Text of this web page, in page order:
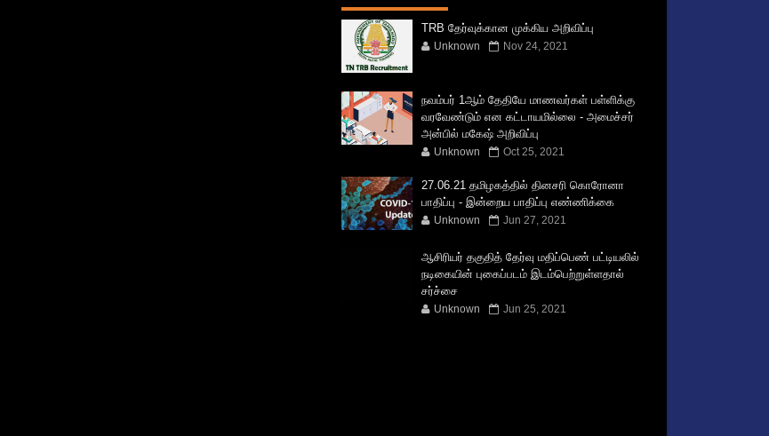
TRB தேர்வுக்கான முக்கிய அறிவிப்பு
Unknown Nov 24, 2021
நவம்பர் 1ஆம் தேதியே மாணவர்கள் பள்ளிக்கு
வரவேண்டும் என கட்டாயமில்லை - அமைச்சர்
அன்பில் மகேஷ் அறிவிப்பு
Unknown Oct 25, 2021
27.06.21 தமிழகத்தில் தினசரி கொரோனா
பாதிப்பு - இன்றைய பாதிப்பு எண்ணிக்கை
Unknown Jun 27, 2021
ஆசிரியர் தகுதித் தேர்வு மதிப்பெண் பட்டியலில்
நடிகையின் புகைப்படம் இடம்பெற்றுள்ளதால்
சர்ச்சை
Unknown Jun 25, 2021